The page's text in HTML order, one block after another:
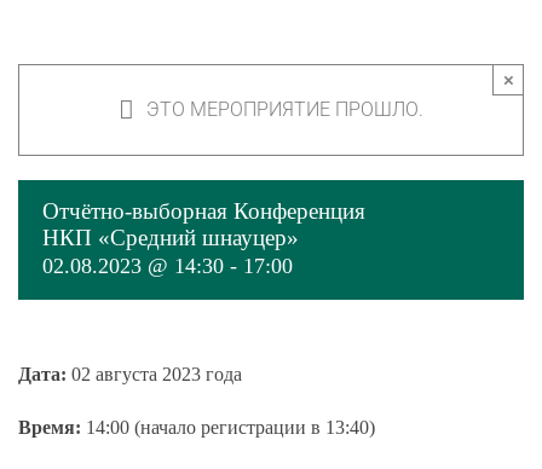
ЭТО МЕРОПРИЯТИЕ ПРОШЛО.
×
Отчётно-выборная Конференция
НКП «Средний шнауцер»
02.08.2023 @ 14:30 - 17:00
Дата: 02 августа 2023 года
Время: 14:00 (начало регистрации в 13:40)